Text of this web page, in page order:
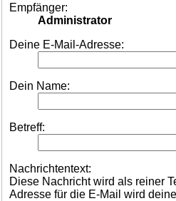
Empfänger:
Administrator
Deine E-Mail-Adresse:
Dein Name:
Betreff:
Nachrichtentext:
Diese Nachricht wird als reiner
Adresse für die E-Mail wird